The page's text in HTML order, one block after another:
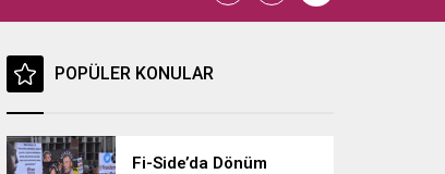
POPÜLER KONULAR
Fi-Side’da Dönüm